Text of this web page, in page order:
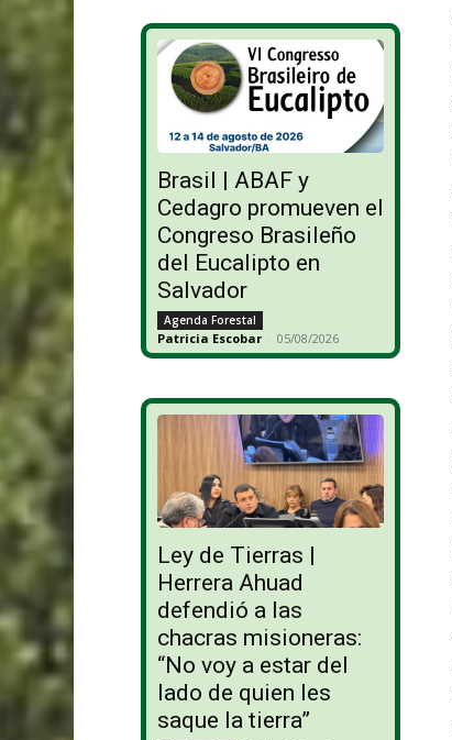
Brasil | ABAF y
Cedagro promueven el
Congreso Brasileño
del Eucalipto en
Salvador
Agenda Forestal
Patricia Escobar - 05/08/2026
Ley de Tierras |
Herrera Ahuad
defendió a las
chacras misioneras:
“No voy a estar del
lado de quien les
saque la tierra”